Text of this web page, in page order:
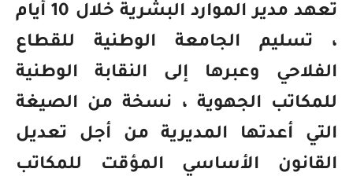
تعهد مدير الموارد البشرية خلال 10 أيام
، تسليم الجامعة الوطنية للقطاع
الفلاحي وعبرها إلى النقابة الوطنية
للمكاتب الجهوية ، نسخة من الصيغة
التي أعدتها المديرية من أجل تعديل
القانون الأساسي المؤقت للمكاتب